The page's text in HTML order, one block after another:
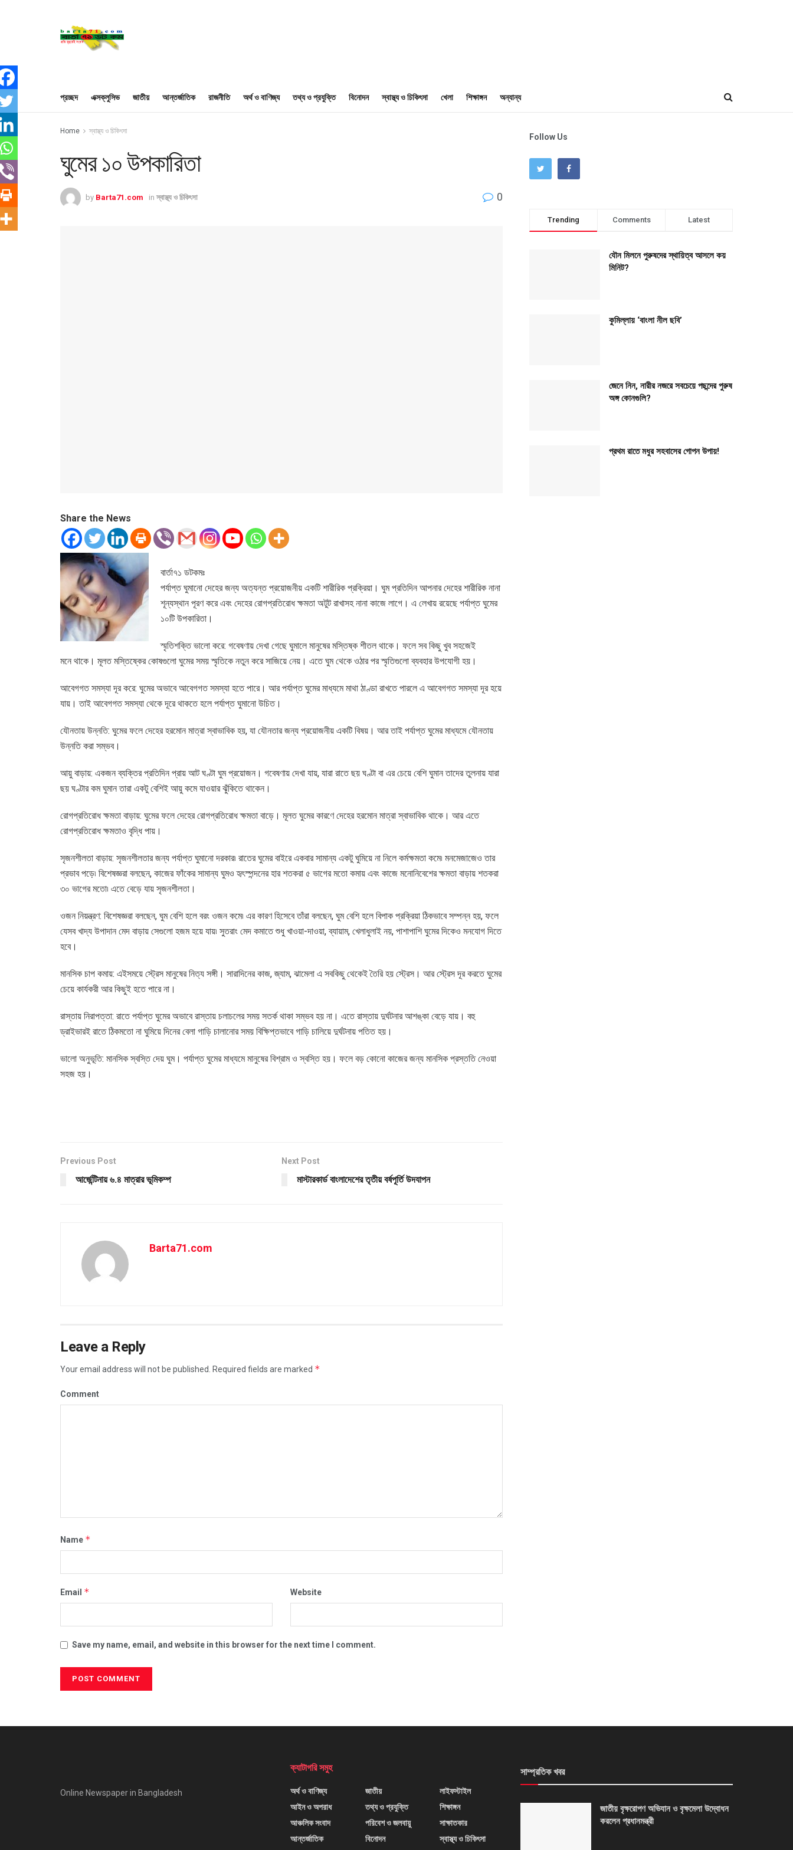
প্রচ্ছদ এক্সক্লুসিভ জাতীয় আন্তর্জাতিক রাজনীতি অর্থ ও বাণিজ্য তথ্য ও প্রযুক্তি বিনোদন স্বাস্থ্য ও চিকিৎসা খেলা শিক্ষাঙ্গন অন্যান্য
Home স্বাস্থ্য ও চিকিৎসা
ঘুমের ১০ উপকারিতা
by Barta71.com in স্বাস্থ্য ও চিকিৎসা 0
Share the News
বার্তা৭১ ডটকমঃ
পর্যাপ্ত ঘুমানো দেহের জন্য অত্যন্ত প্রয়োজনীয় একটি শারীরিক প্রক্রিয়া। ঘুম প্রতিদিন আপনার দেহের শারীরিক নানা
শূন্যস্থান পূরণ করে এবং দেহের রোগপ্রতিরোধ ক্ষমতা অটুট রাখাসহ নানা কাজে লাগে। এ লেখায় রয়েছে পর্যাপ্ত ঘুমের
১০টি উপকারিতা।
স্মৃতিশক্তি ভালো করে: গবেষণায় দেখা গেছে ঘুমালে মানুষের মস্তিষ্ক শীতল থাকে। ফলে সব কিছু খুব সহজেই
মনে থাকে। মূলত মস্তিষ্কের কোষগুলো ঘুমের সময় স্মৃতিকে নতুন করে সাজিয়ে নেয়। এতে ঘুম থেকে ওঠার পর স্মৃতিগুলো ব্যবহার উপযোগী হয়।
আবেগগত সমস্যা দূর করে: ঘুমের অভাবে আবেগগত সমস্যা হতে পারে। আর পর্যাপ্ত ঘুমের মাধ্যমে মাথা ঠাণ্ডা রাখতে পারলে এ আবেগগত সমস্যা দূর হয়ে
যায়। তাই আবেগগত সমস্যা থেকে দূরে থাকতে হলে পর্যাপ্ত ঘুমানো উচিত।
যৌনতায় উন্নতি: ঘুমের ফলে দেহের হরমোন মাত্রা স্বাভাবিক হয়, যা যৌনতার জন্য প্রয়োজনীয় একটি বিষয়। আর তাই পর্যাপ্ত ঘুমের মাধ্যমে যৌনতায়
উন্নতি করা সম্ভব।
আয়ু বাড়ায়: একজন ব্যক্তির প্রতিদিন প্রায় আট ঘণ্টা ঘুম প্রয়োজন। গবেষণায় দেখা যায়, যারা রাতে ছয় ঘণ্টা বা এর চেয়ে বেশি ঘুমান তাদের তুলনায় যারা
ছয় ঘণ্টার কম ঘুমান তারা একটু বেশিই আয়ু কমে যাওয়ার ঝুঁকিতে থাকেন।
রোগপ্রতিরোধ ক্ষমতা বাড়ায়: ঘুমের ফলে দেহের রোগপ্রতিরোধ ক্ষমতা বাড়ে। মূলত ঘুমের কারণে দেহের হরমোন মাত্রা স্বাভাবিক থাকে। আর এতে
রোগপ্রতিরোধ ক্ষমতাও বৃদ্ধি পায়।
সৃজনশীলতা বাড়ায়: সৃজনশীলতার জন্য পর্যাপ্ত ঘুমানো দরকার৷ রাতের ঘুমের বাইরে একবার সামান্য একটু ঘুমিয়ে না নিলে কর্মক্ষমতা কমে৷ মনমেজাজেও তার
প্রভাব পড়ে৷ বিশেষজ্ঞরা বলছেন, কাজের ফাঁকের সামান্য ঘুমও হৃৎস্পন্দনের হার শতকরা ৫ ভাগের মতো কমায় এবং কাজে মনোনিবেশের ক্ষমতা বাড়ায় শতকরা
৩০ ভাগের মতো৷ এতে বেড়ে যায় সৃজনশীলতা।
ওজন নিয়ন্ত্রণ: বিশেষজ্ঞরা বলছেন, ঘুম বেশি হলে বরং ওজন কমে৷ এর কারণ হিসেবে তাঁরা বলছেন, ঘুম বেশি হলে বিপাক প্রক্রিয়া ঠিকভাবে সম্পন্ন হয়, ফলে
যেসব খাদ্য উপাদান মেদ বাড়ায় সেগুলো হজম হয়ে যায়৷ সুতরাং মেদ কমাতে শুধু খাওয়া-দাওয়া, ব্যায়াম, খেলাধুলাই নয়, পাশাপাশি ঘুমের দিকেও মনযোগ দিতে
হবে।
মানসিক চাপ কমায়: এইসময়ে স্ট্রেস মানুষের নিত্য সঙ্গী। সারাদিনের কাজ, জ্যাম, ঝামেলা এ সবকিছু থেকেই তৈরি হয় স্ট্রেস। আর স্ট্রেস দূর করতে ঘুমের
চেয়ে কার্যকরী আর কিছুই হতে পারে না।
রাস্তায় নিরাপত্তা: রাতে পর্যাপ্ত ঘুমের অভাবে রাস্তায় চলাচলের সময় সতর্ক থাকা সম্ভব হয় না। এতে রাস্তায় দুর্ঘটনার আশঙ্কা বেড়ে যায়। বহু
ড্রাইভারই রাতে ঠিকমতো না ঘুমিয়ে দিনের বেলা গাড়ি চালানোর সময় বিক্ষিপ্তভাবে গাড়ি চালিয়ে দুর্ঘটনায় পতিত হয়।
ভালো অনুভূতি: মানসিক স্বস্তি দেয় ঘুম। পর্যাপ্ত ঘুমের মাধ্যমে মানুষের বিশ্রাম ও স্বস্তি হয়। ফলে বড় কোনো কাজের জন্য মানসিক প্রস্ততি নেওয়া
সহজ হয়।
Previous Post
আর্জেন্টিনায় ৬.৪ মাত্রার ভূমিকম্প
Next Post
মাস্টারকার্ড বাংলাদেশের তৃতীয় বর্ষপূর্তি উদযাপন
Barta71.com
Leave a Reply
Your email address will not be published. Required fields are marked *
Comment
Name *
Email * Website
Save my name, email, and website in this browser for the next time I comment.
Follow Us
Trending Comments Latest
যৌন মিলনে পুরুষদের স্থায়িত্ব আসলে কয়
মিনিট?
কুমিল্লায় ‘বাংলা নীল ছবি’
জেনে নিন, নারীর নজরে সবচেয়ে পছন্দের পুরুষ
অঙ্গ কোনগুলি?
প্রথম রাতে মধুর সহবাসের গোপন উপায়!
Online Newspaper in Bangladesh
ক্যাটাগরি সমুহ
অর্থ ও বাণিজ্য
আইন ও অপরাধ
আঞ্চলিক সংবাদ
আন্তর্জাতিক
জাতীয়
তথ্য ও প্রযুক্তি
পরিবেশ ও জলবায়ু
বিনোদন
লাইফস্টাইল
শিক্ষাঙ্গন
সাক্ষাতকার
স্বাস্থ্য ও চিকিৎসা
সাম্প্রতিক খবর
জাতীয় বৃক্ষরোপণ অভিযান ও বৃক্ষমেলা উদ্বোধন
করলেন প্রধানমন্ত্রী